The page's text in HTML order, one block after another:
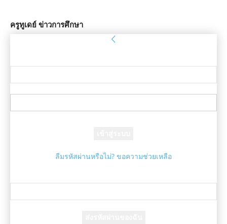
ครูทูเดย์ ข่าวการศึกษา
ลืมรหัสผ่านหรือไม่? ขอความช่วยเหลือ